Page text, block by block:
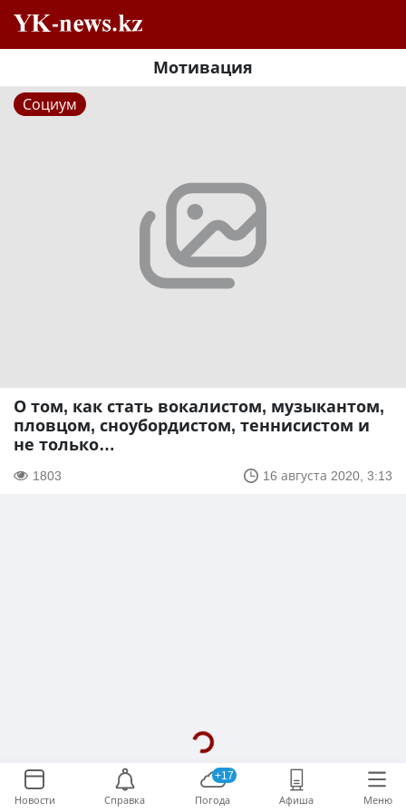
Мотивация
Социум
О том, как стать вокалистом, музыкантом,
пловцом, сноубордистом, теннисистом и
не только…
1803 16 августа 2020, 3:13
Новости Справка
+17
Погода Афиша Меню